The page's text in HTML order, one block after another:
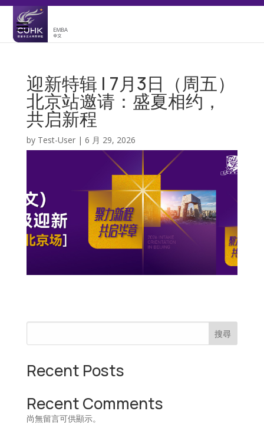
迎新特辑 | 7月3日（周五）
北京站邀请：盛夏相约，
共启新程
by Test-User| 6 月 29, 2026
搜尋
Recent Posts
Recent Comments
尚無留言可供顯示。